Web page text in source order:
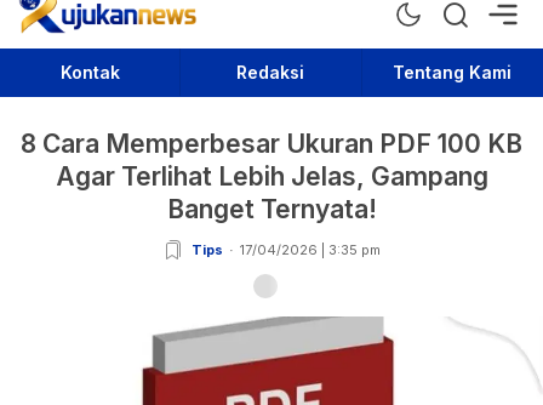
Rujukan News
Satu Rujukan Sejuta Informasi
Kontak Redaksi Tentang Kami
8 Cara Memperbesar Ukuran PDF 100 KB
Agar Terlihat Lebih Jelas, Gampang
Banget Ternyata!
Tips 17/04/2026 | 3:35 pm